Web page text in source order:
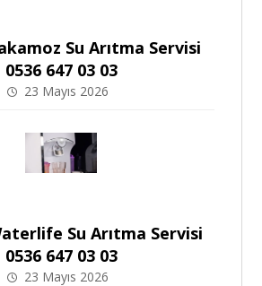
Su Arıtma Servisi
0536 647 03 03
23 Mayıs 2026
Su Arıtma Servisi
0536 647 03 03
23 Mayıs 2026